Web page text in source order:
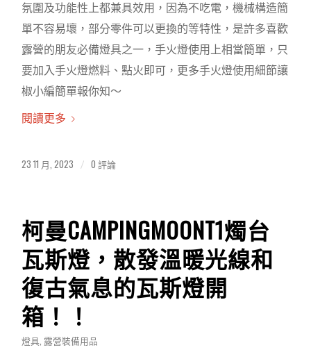
氛圍及功能性上都兼具效用，因為不吃電，機械構造簡
單不容易壞，部分零件可以更換的等特性，是許多喜歡
露營的朋友必備燈具之一，手火燈使用上相當簡單，只
要加入手火燈燃料、點火即可，更多手火燈使用細節讓
椒小編簡單報你知～
閱讀更多
23 11 月, 2023 / 0 評論
柯曼CAMPINGMOONT1燭台
瓦斯燈，散發溫暖光線和
復古氣息的瓦斯燈開
箱！！
燈具, 露營裝備用品